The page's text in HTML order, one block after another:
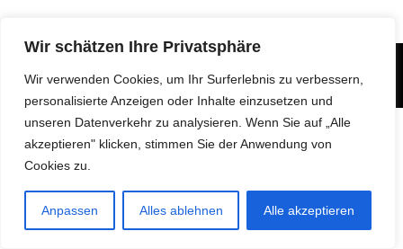
Wir schätzen Ihre Privatsphäre
Wir verwenden Cookies, um Ihr Surferlebnis zu verbessern,
personalisierte Anzeigen oder Inhalte einzusetzen und
unseren Datenverkehr zu analysieren. Wenn Sie auf „Alle
akzeptieren" klicken, stimmen Sie der Anwendung von
Cookies zu.
Anpassen Alles ablehnen Alle akzeptieren
Impressum
Datenschutzerklärung